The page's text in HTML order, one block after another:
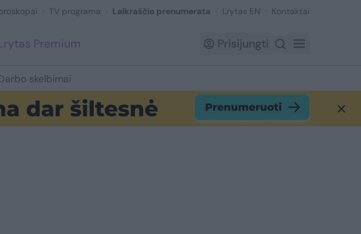
TV programa Laikraščio prenumerata Lrytas EN Kontaktai
Premium Prisijungti
skelbimai